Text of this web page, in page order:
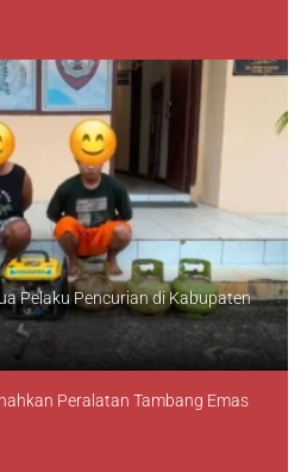
Pelaku Pencurian di Kabupaten
Peralatan Tambang Emas